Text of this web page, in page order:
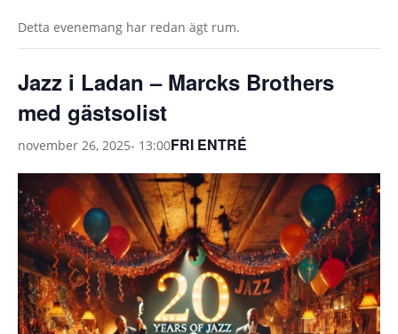
Detta evenemang har redan ägt rum.
Jazz i Ladan – Marcks Brothers
med gästsolist
november 26, 2025- 13:00FRI ENTRÉ